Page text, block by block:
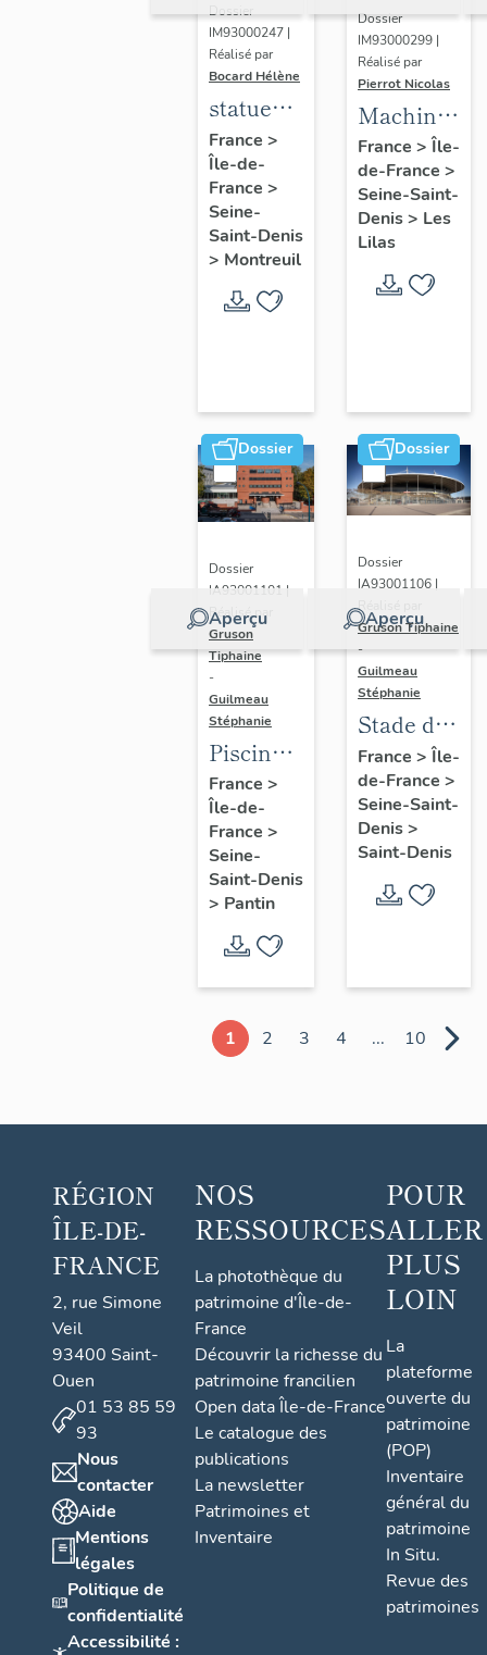
Dossier
IM93000247 |
Réalisé par
Bocard Hélène
statues
colossales
: le
discobole,
le
tennisman
France >
Île-de-
France >
Seine-
Saint-Denis
> Montreuil
Dossier
IM93000299 |
Réalisé par
Pierrot Nicolas
Machine
à
déchiqueter
et à
épurer
France > Île-
de-France >
Seine-Saint-
Denis> Les
Lilas
Dossier
Aperçu
Dossier
IA93001101 |
Réalisé par
Gruson
Tiphaine
-
Guilmeau
Stéphanie
Piscine
Leclerc,
actuellement
piscine
Alice-
Milliat
France >
Île-de-
France >
Seine-
Saint-Denis
> Pantin
Dossier
Aperçu
Dossier
IA93001106 |
Réalisé par
Gruson Tiphaine
-
Guilmeau
Stéphanie
Stade de
France
France > Île-
de-France >
Seine-Saint-
Denis>
Saint-Denis
1 2 3 4 ... 10
RÉGION
ÎLE-DE-
FRANCE
2, rue Simone
Veil
93400 Saint-
Ouen
01 53 85 59
93
Nous
contacter
Aide
Mentions
légales
Politique de
confidentialité
Accessibilité :
NOS
RESSOURCES
La photothèque du
patrimoine d'Île-de-
France
Découvrir la richesse du
patrimoine francilien
Open data Île-de-France
Le catalogue des
publications
La newsletter
Patrimoines et
Inventaire
POUR
ALLER
PLUS
LOIN
La
plateforme
ouverte du
patrimoine
(POP)
Inventaire
général du
patrimoine
In Situ.
Revue des
patrimoines